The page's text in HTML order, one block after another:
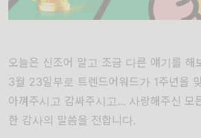
오늘은 신조어 말고 조금 다른 얘기를
3월 23일부로 트렌드어워드가 1주년을
아껴주시고 감싸주시고... 사랑해주신 모
한 감사의 말씀을 전합니다.